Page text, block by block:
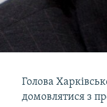
Голова
домовлятися з